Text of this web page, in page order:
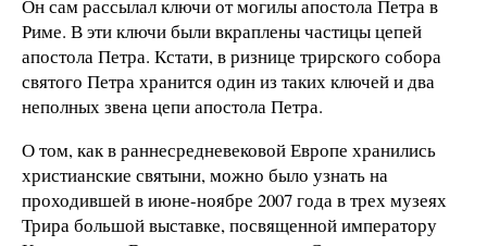
Он сам рассылал ключи от могилы апостола Петра в
Риме. В эти ключи были вкраплены частицы цепей
апостола Петра. Кстати, в ризнице трирского собора
святого Петра хранится один из таких ключей и два
неполных звена цепи апостола Петра.
О том, как в раннесредневековой Европе хранились
христианские святыни, можно было узнать на
проходившей в июне-ноябре 2007 года в трех музеях
Трира большой выставке, посвященной императору